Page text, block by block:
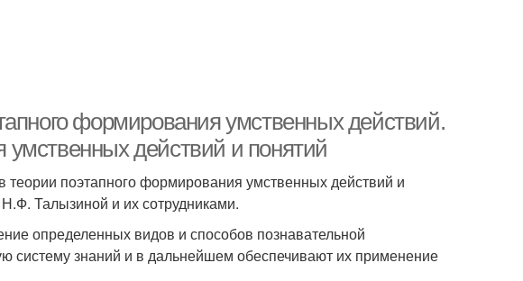
формирования умственных действий.
действий и понятий
поэтапного формирования умственных действий и
Талызиной и их сотрудниками.
определенных видов и способов познавательной
систему знаний и в дальнейшем обеспечивают их применение